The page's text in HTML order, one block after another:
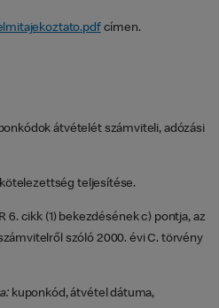
címen.
átvételét számviteli, adózási
teljesítése.
6. cikk (1) bekezdésének c) pontja, az
szóló 2000. évi C. törvény
kuponkód, átvétel dátuma,